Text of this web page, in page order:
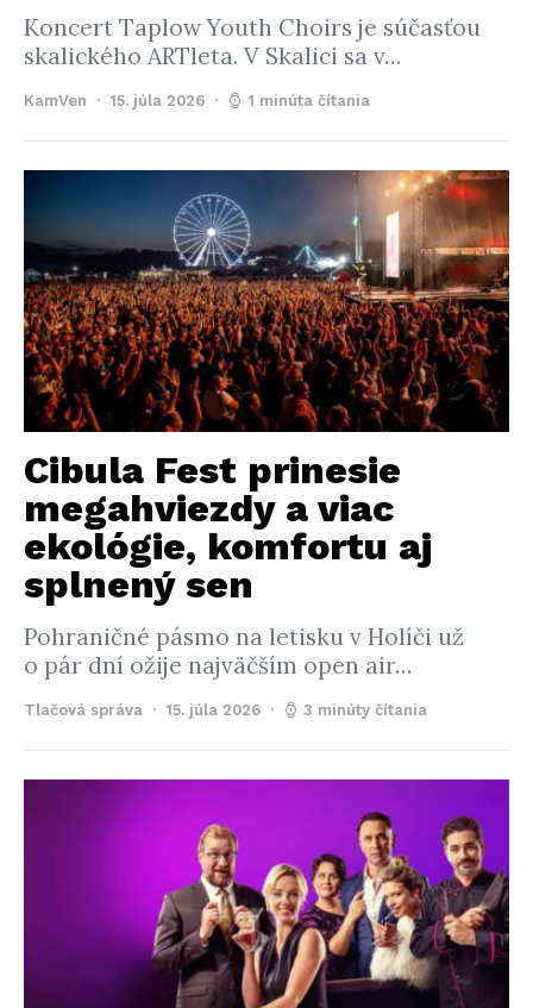
Koncert Taplow Youth Choirs je súčasťou
skalického ARTleta. V Skalici sa v…
KamVen 15. júla 2026 1 minúta čítania
Cibula Fest prinesie
megahviezdy a viac
ekológie, komfortu aj
splnený sen
Pohraničné pásmo na letisku v Holíči už
o pár dní ožije najväčším open air…
Tlačová správa 15. júla 2026 3 minúty čítania